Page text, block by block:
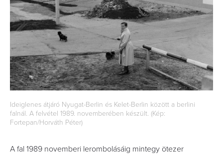
Ideiglenes átjáró Nyugat-Berlin és Kelet-Berlin között a berlini
falnál. A felvétel 1989. novemberében készült. (Kép:
Fortepan/Horváth Péter)
A fal 1989 novemberi lerombolásáig mintegy ötezer